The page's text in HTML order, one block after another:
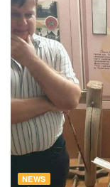
NEWS